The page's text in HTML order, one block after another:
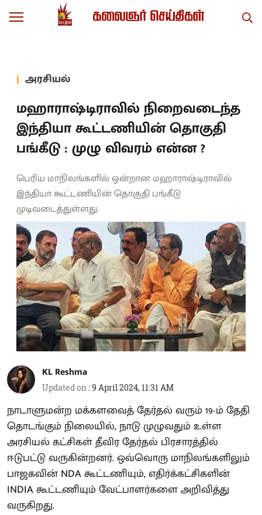
அரசியல்
மஹாராஷ்டிராவில் நிறைவடைந்த
இந்தியா கூட்டணியின் தொகுதி
பங்கீடு : முழு விவரம் என்ன ?
பெரிய மாநிலங்களில் ஒன்றான மஹாராஷ்டிராவில்
இந்தியா கூட்டணியின் தொகுதி பங்கீடு
முடிவடைத்துள்ளது.
KL Reshma
Updated on :9 April 2024, 11:31 AM
நாடாளுமன்ற மக்களவைத் தேர்தல் வரும் 19-ம் தேதி
தொடங்கும் நிலையில், நாடு முழுவதும் உள்ள
அரசியல் கட்சிகள் தீவிர தேர்தல் பிரசாரத்தில்
ஈடுபட்டு வருகின்றனர். ஒவ்வொரு மாநிலங்களிலும்
பாஜகவின் NDA கூட்டணியும், எதிர்க்கட்சிகளின்
INDIA கூட்டணியும் வேட்பாளர்களை அறிவித்து
வருகிறது.